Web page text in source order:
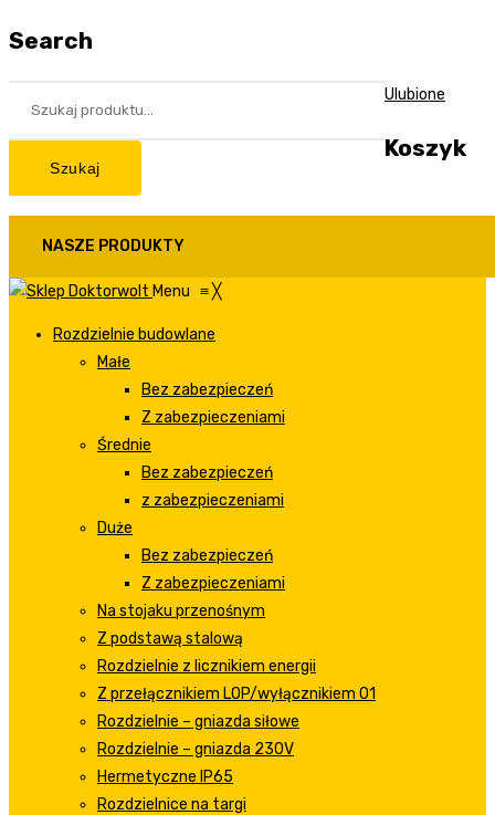
Search
Szukaj
Ulubione
Koszyk
NASZE PRODUKTY
Menu ≡╳
Rozdzielnie budowlane
Małe
Bez zabezpieczeń
Z zabezpieczeniami
Średnie
Bez zabezpieczeń
z zabezpieczeniami
Duże
Bez zabezpieczeń
Z zabezpieczeniami
Na stojaku przenośnym
Z podstawą stalową
Rozdzielnie z licznikiem energii
Z przełącznikiem LOP/wyłącznikiem 01
Rozdzielnie – gniazda siłowe
Rozdzielnie – gniazda 230V
Hermetyczne IP65
Rozdzielnice na targi